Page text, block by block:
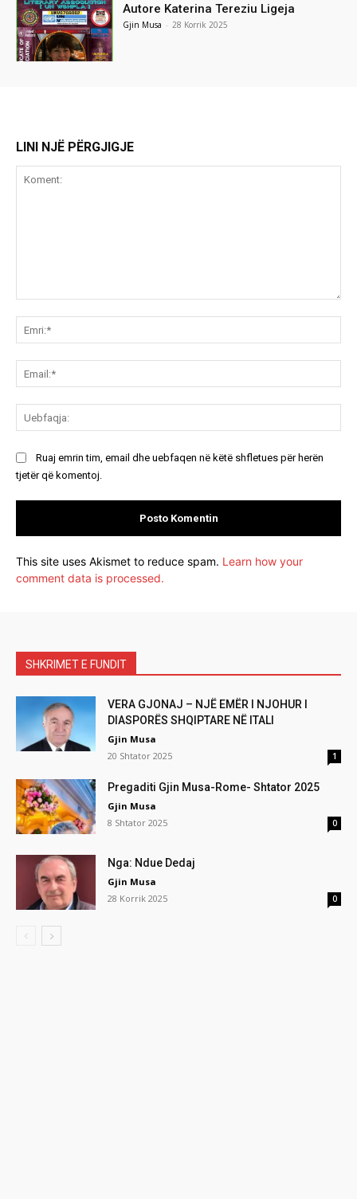
Autore Katerina Tereziu Ligeja
Gjin Musa - 28 Korrik 2025
LINI NJË PËRGJIGJE
Ruaj emrin tim, email dhe uebfaqen në këtë shfletues për herën
tjetër që komentoj.
This site uses Akismet to reduce spam. Learn how your
comment data is processed.
SHKRIMET E FUNDIT
VERA GJONAJ – NJË EMËR I NJOHUR I
DIASPORËS SHQIPTARE NË ITALI
Gjin Musa
20 Shtator 2025
1
Pregaditi Gjin Musa-Rome- Shtator 2025
Gjin Musa
8 Shtator 2025
0
Nga: Ndue Dedaj
Gjin Musa
28 Korrik 2025
0